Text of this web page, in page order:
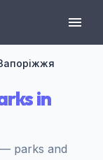
in
parks and